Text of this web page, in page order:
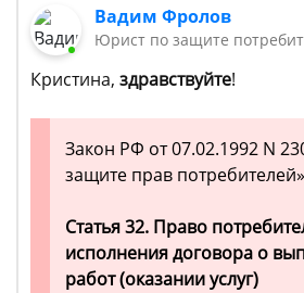
Вадим Фролов
Юрист по защите
Кристина, здравствуйте!
Закон РФ от 07.02.1992 N
защите прав потребителей»
Статья 32. Право
исполнения договора о
работ (оказании услуг)